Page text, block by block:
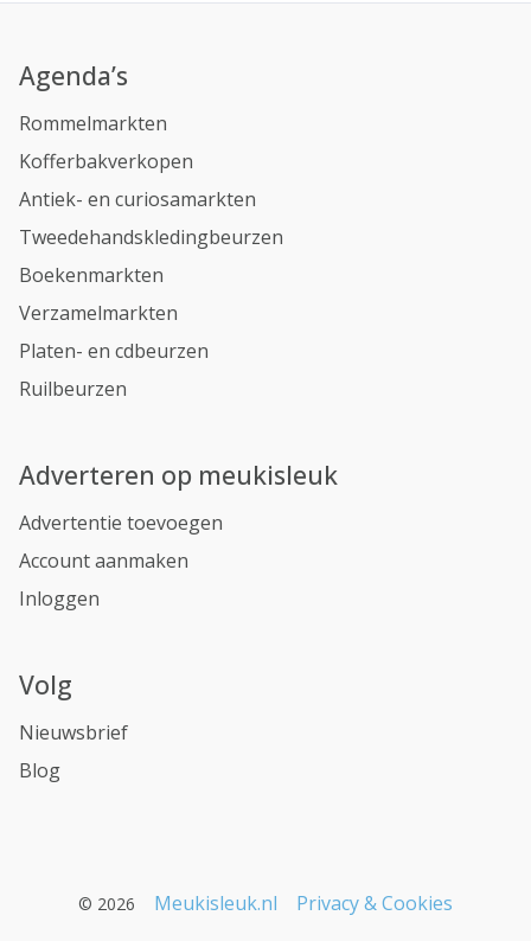
Agenda’s
Rommelmarkten
Kofferbakverkopen
Antiek- en curiosamarkten
Tweedehandskledingbeurzen
Boekenmarkten
Verzamelmarkten
Platen- en cdbeurzen
Ruilbeurzen
Adverteren op meukisleuk
Advertentie toevoegen
Account aanmaken
Inloggen
Volg
Nieuwsbrief
Blog
© 2026 Meukisleuk.nl
Privacy & Cookies